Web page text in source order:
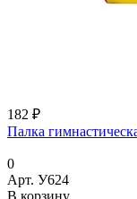
182 ₽
Палка
0
Арт. У624
В корзину